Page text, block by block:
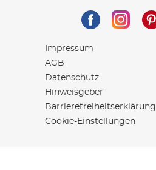
Impressum
AGB
Datenschutz
Hinweisgeber
Barrierefreiheitserklärung
Cookie-Einstellungen